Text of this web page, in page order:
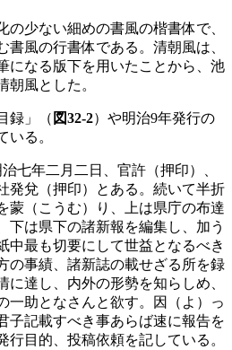
の少ない細めの書風の楷書体で、
書風の行書体である。清朝風は、
になる版下を用いたことから、池
朝風とした。
録」（ 図32‐2）や明治9年発行の
いる。
七年二月二日、官許（押印）、
兌（押印）とある。続いて半折
蒙（こうむ）り、上は県庁の布達
下は県下の諸新報を編集し、加う
中最も切要にして世益となるべき
の事績、諸新誌の載せざる所を録
に達し、内外の形勢を知らしめ、
一助となさんと欲す。因（よ）っ
子記載すべき事あらば速に報告を
行目的、投稿依頼を記している。